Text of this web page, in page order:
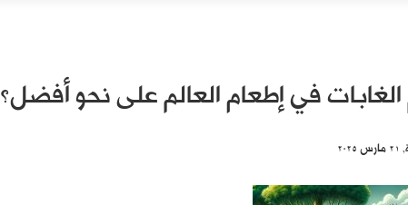
في إطعام العالم على نحو أفضل؟